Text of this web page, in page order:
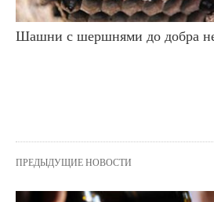
Шашни с шершнями до добра
ПРЕДЫДУЩИЕ НОВОСТИ